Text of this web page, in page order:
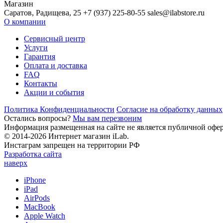
Магазин
Саратов, Радищева, 25 +7 (937) 225-80-55 sales@ilabstore.ru
О компании
Сервисный центр
Услуги
Гарантия
Оплата и доставка
FAQ
Контакты
Акции и события
Политика Конфиденциальности Согласие на обработку данных
Остались вопросы? Мы вам перезвоним
Информация размещенная на сайте не является публичной
© 2014-2026 Интернет магазин iLab.
Инстаграм запрещен на территории РФ
Разработка сайта
наверх
iPhone
iPad
AirPods
MacBook
Apple Watch